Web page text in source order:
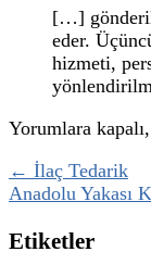
[…]
eder.
hizmeti,
Yorumlara
← İlaç Tedarik
Anadolu Yakası
Etiketler